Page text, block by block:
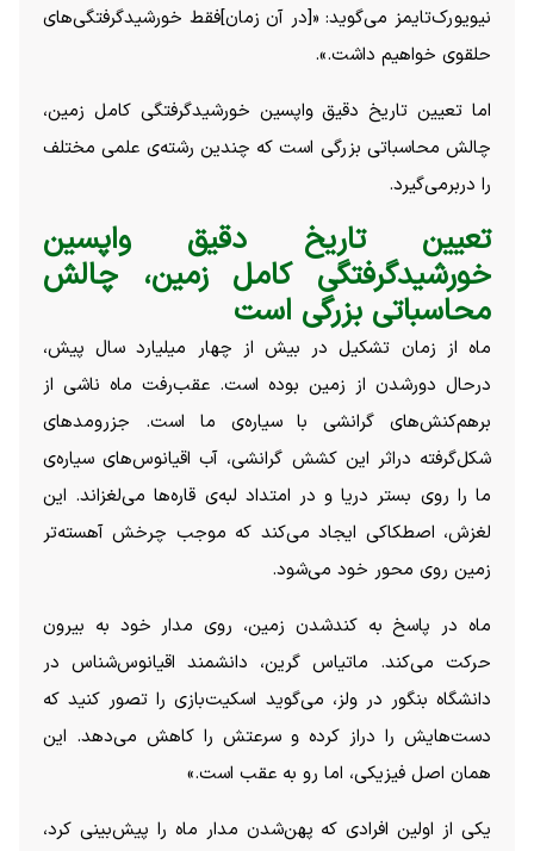
نیویورک‌تایمز می‌گوید: «[در آن زمان]فقط خورشیدگرفتگی‌های
حلقوی خواهیم داشت.».
اما تعیین تاریخ دقیق واپسین خورشیدگرفتگی کامل زمین،
چالش محاسباتی بزرگی است که چندین رشته‌ی علمی مختلف
را دربرمی‌گیرد.
تعیین تاریخ دقیق واپسین
خورشیدگرفتگی کامل زمین، چالش
محاسباتی بزرگی است
ماه از زمان تشکیل در بیش از چهار میلیارد سال پیش،
درحال دورشدن از زمین بوده است. عقب‌رفت ماه ناشی از
برهم‌کنش‌های گرانشی با سیاره‌ی ما است. جزرومد‌های
شکل‌گرفته دراثر این کشش گرانشی، آب اقیانوس‌های سیاره‌ی
ما را روی بستر دریا و در امتداد لبه‌ی قاره‌ها می‌لغزاند. این
لغزش، اصطکاکی ایجاد می‌کند که موجب چرخش آهسته‌تر
زمین روی محور خود می‌شود.
ماه در پاسخ به کندشدن زمین، روی مدار خود به بیرون
حرکت می‌کند. ماتیاس گرین، دانشمند اقیانوس‌شناس در
دانشگاه بنگور در ولز، می‌گوید اسکیت‌بازی را تصور کنید که
دست‌هایش را دراز کرده و سرعتش را کاهش می‌دهد. این
همان اصل فیزیکی، اما رو به عقب است.»
یکی از اولین افرادی که پهن‌شدن مدار ماه را پیش‌بینی کرد،